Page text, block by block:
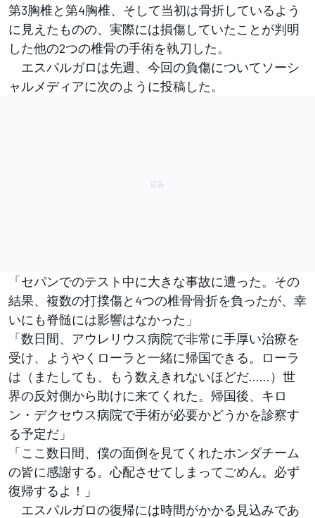
第3胸椎と第4胸椎、そして当初は骨折しているよう
に見えたものの、実際には損傷していたことが判明
した他の2つの椎骨の手術を執刀した。
エスパルガロは先週、今回の負傷についてソーシ
ャルメディアに次のように投稿した。
「セパンでのテスト中に大きな事故に遭った。その
結果、複数の打撲傷と4つの椎骨骨折を負ったが、幸
いにも脊髄には影響はなかった」
「数日間、アウレリウス病院で非常に手厚い治療を
受け、ようやくローラと一緒に帰国できる。ローラ
は（またしても、もう数えきれないほどだ……）世
界の反対側から助けに来てくれた。帰国後、キロ
ン・デクセウス病院で手術が必要かどうかを診察す
る予定だ」
「ここ数日間、僕の面倒を見てくれたホンダチーム
の皆に感謝する。心配させてしまってごめん。必ず
復帰するよ！」
エスパルガロの復帰には時間がかかる見込みであ